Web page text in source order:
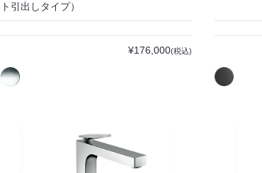
ト引出しタイプ）
¥176,000(税込)